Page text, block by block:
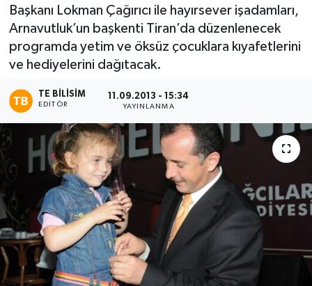
Başkanı Lokman Çağırıcı ile hayırsever işadamları,
Arnavutluk’un başkenti Tiran’da düzenlenecek
programda yetim ve öksüz çocuklara kıyafetlerini
ve hediyelerini dağıtacak.
TE BILISIM
EDITÖR
11.09.2013 - 15:34
YAYINLANMA